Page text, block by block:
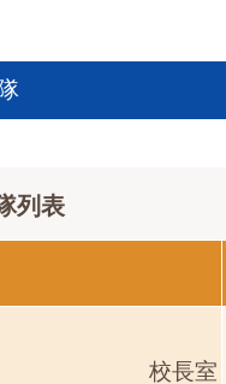
列表
校長室